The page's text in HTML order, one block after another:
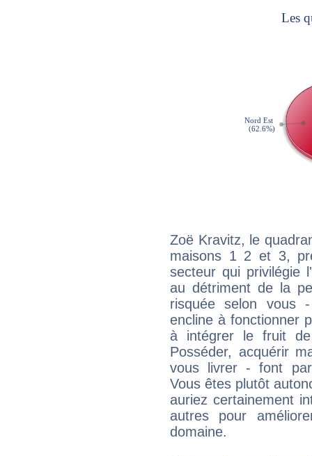
Zoë Kravitz, le
maisons 1 2 et 3,
secteur qui privilégie
au détriment de la
risquée selon vous
encline à fonctionner
à intégrer le fruit
Posséder, acquérir
vous livrer - font
Vous êtes plutôt
auriez certainement
autres pour
domaine.